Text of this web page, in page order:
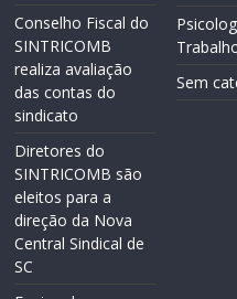
Conselho Fiscal do
SINTRICOMB
realiza avaliação
das contas do
sindicato
Diretores do
SINTRICOMB são
eleitos para a
direção da Nova
Central Sindical de
SC
Sem